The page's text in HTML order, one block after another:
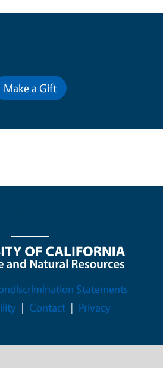
Make a Gift
Statements
Contact Privacy